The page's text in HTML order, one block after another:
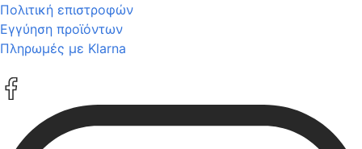
Πολιτική επιστροφών
Εγγύηση προϊόντων
Πληρωμές με Klarna